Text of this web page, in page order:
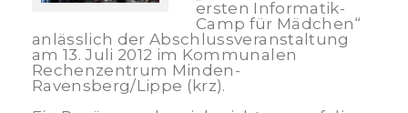
ersten Informatik-
Camp für Mädchen“
anlässlich der Abschlussveranstaltung
am 13. Juli 2012 im Kommunalen
Rechenzentrum Minden-
Ravensberg/Lippe (krz).